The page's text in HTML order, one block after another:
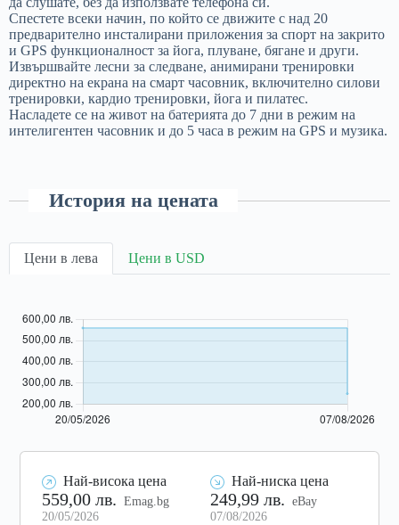
Спестете всеки начин, по който се движите с над 20
предварително инсталирани приложения за спорт на закрито
и GPS функционалност за йога, плуване, бягане и други.
Извършвайте лесни за следване, анимирани тренировки
директно на екрана на смарт часовник, включително силови
тренировки, кардио тренировки, йога и пилатес.
Насладете се на живот на батерията до 7 дни в режим на
интелигентен часовник и до 5 часа в режим на GPS и музика.
История на цената
Цени в лева Цени в USD
Най-висока цена
559,00 лв. Emag.bg
20/05/2026
Най-ниска цена
249,99 лв. eBay
07/08/2026